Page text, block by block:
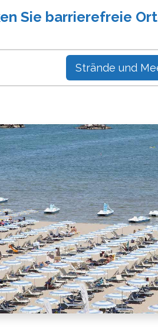
Sie barrierefreie
Strände und